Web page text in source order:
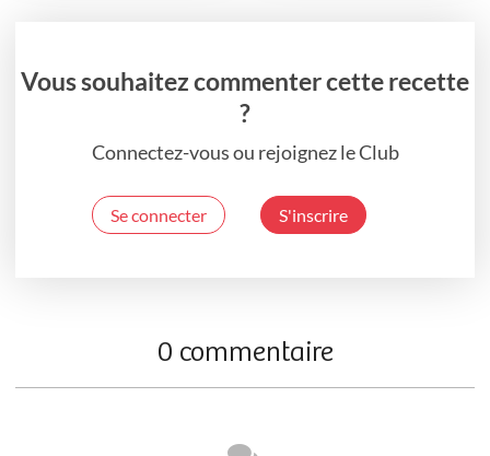
Vous souhaitez commenter cette recette
?
Connectez-vous ou rejoignez le Club
Se connecter S'inscrire
0 commentaire